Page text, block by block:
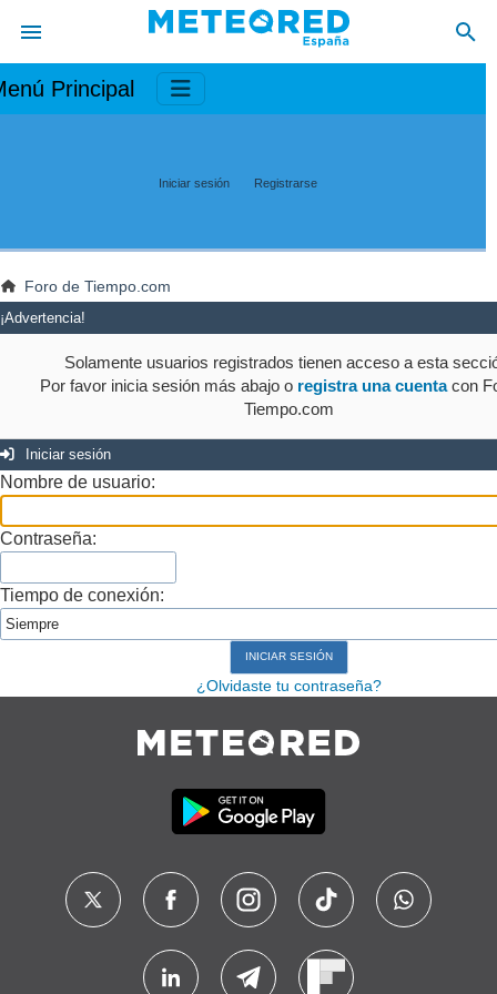
Principal
Iniciar sesión Registrarse
Foro de Tiempo.com
¡Advertencia!
Solamente usuarios registrados tienen acceso a esta
Por favor inicia sesión más abajo o registra una cuentacon
Tiempo.com
Iniciar sesión
Nombre de usuario:
Contraseña:
Tiempo de conexión:
¿Olvidaste tu contraseña?